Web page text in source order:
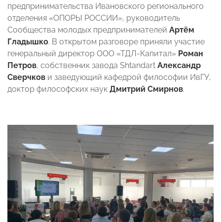
предпринимательства Ивановского регионального
отделения «ОПОРЫ РОССИИ», руководитель
Сообщества молодых предпринимателей Артём
Гладышко. В открытом разговоре приняли участие
генеральный директор ООО «ТДЛ-Капитал» Роман
Петров, собственник завода Shtandart Александр
Сверчков и заведующий кафедрой философии ИвГУ,
доктор философских наук Дмитрий Смирнов.